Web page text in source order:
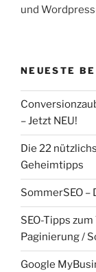
und
NEUESTE
– Jetzt NEU!
Die 22
Geheimtipps
SommerSEO –
SEO-Tipps
Paginierung /
Google